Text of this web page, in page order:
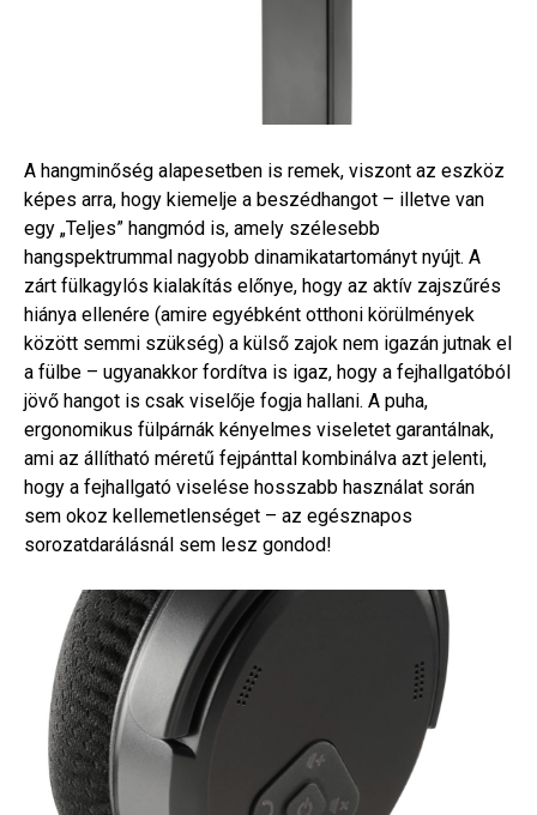
A hangminőség alapesetben is remek, viszont az eszköz
képes arra, hogy kiemelje a beszédhangot – illetve van
egy „Teljes” hangmód is, amely szélesebb
hangspektrummal nagyobb dinamikatartományt nyújt. A
zárt fülkagylós kialakítás előnye, hogy az aktív zajszűrés
hiánya ellenére (amire egyébként otthoni körülmények
között semmi szükség) a külső zajok nem igazán jutnak el
a fülbe – ugyanakkor fordítva is igaz, hogy a fejhallgatóból
jövő hangot is csak viselője fogja hallani. A puha,
ergonomikus fülpárnák kényelmes viseletet garantálnak,
ami az állítható méretű fejpánttal kombinálva azt jelenti,
hogy a fejhallgató viselése hosszabb használat során
sem okoz kellemetlenséget – az egésznapos
sorozatdarálásnál sem lesz gondod!